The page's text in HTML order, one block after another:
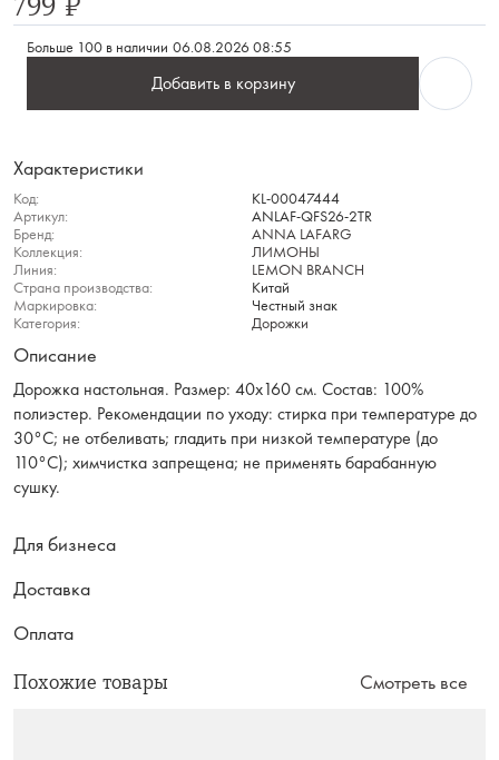
Больше 100 в наличии 06.08.2026 08:55
Добавить в корзину
Характеристики
Код:
KL-00047444
Артикул:
ANLAF-QFS26-2TR
Бренд:
ANNA LAFARG
Коллекция:
ЛИМОНЫ
Линия:
LEMON BRANCH
Страна производства:
Китай
Маркировка:
Честный знак
Категория:
Дорожки
Описание
Дорожка настольная. Размер: 40х160 см. Состав: 100%
полиэстер. Рекомендации по уходу: стирка при температуре до
30°C; не отбеливать; гладить при низкой температуре (до
110°C); химчистка запрещена; не применять барабанную
сушку.
Для бизнеса
Доставка
Оплата
Похожие товары Смотреть все